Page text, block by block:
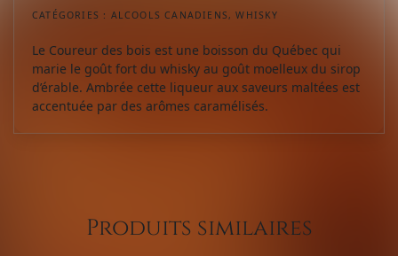
CATÉGORIES : ALCOOLS CANADIENS ,WHISKY
Le Coureur des bois est une boisson du Québec qui
marie le goût fort du whisky au goût moelleux du sirop
d’érable. Ambrée cette liqueur aux saveurs maltées est
accentuée par des arômes caramélisés.
Produits similaires